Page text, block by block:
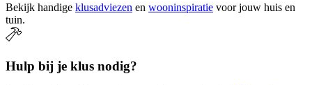
Bekijk handige klusadviezen en wooninspiratie voor jouw huis en
tuin.
Hulp bij je klus nodig?